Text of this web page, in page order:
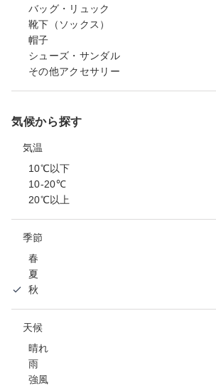
バッグ・リュック
靴下（ソックス）
帽子
シューズ・サンダル
その他アクセサリー
気候から探す
気温
10℃以下
10-20℃
20℃以上
季節
春
夏
秋
天候
晴れ
雨
強風